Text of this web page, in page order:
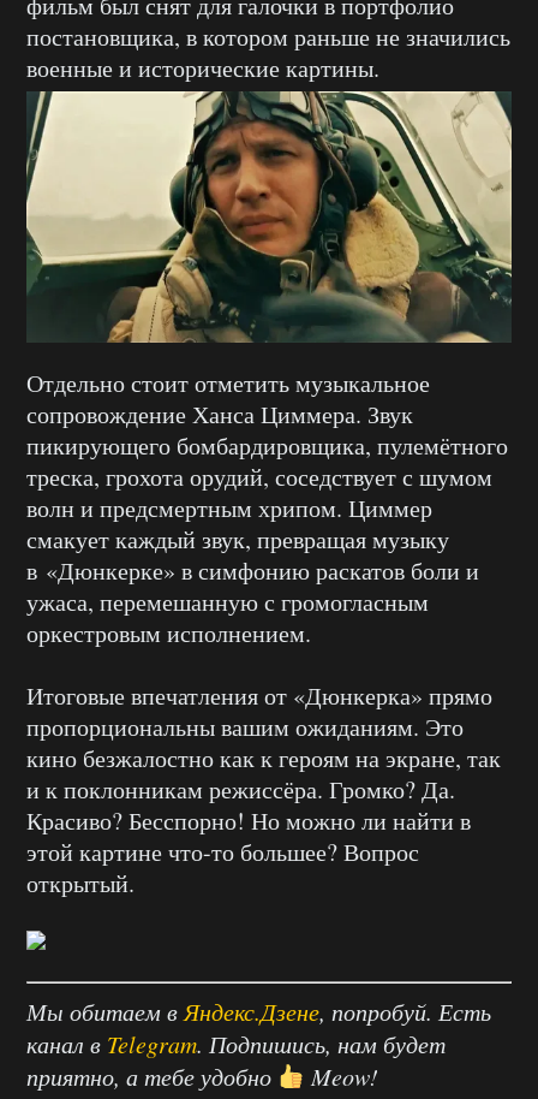
постановщика, в котором раньше не значились
военные и исторические картины.
Отдельно стоит отметить музыкальное
сопровождение Ханса Циммера. Звук
пикирующего бомбардировщика, пулемётного
треска, грохота орудий, соседствует с шумом
волн и предсмертным хрипом. Циммер
смакует каждый звук, превращая музыку
в «Дюнкерке» в симфонию раскатов боли и
ужаса, перемешанную с громогласным
оркестровым исполнением.
Итоговые впечатления от «Дюнкерка» прямо
пропорциональны вашим ожиданиям. Это
кино безжалостно как к героям на экране, так
и к поклонникам режиссёра. Громко? Да.
Красиво? Бесспорно! Но можно ли найти в
этой картине что-то большее? Вопрос
открытый.
Мы обитаем в Яндекс.Дзене, попробуй. Есть
канал в Telegram. Подпишись, нам будет
приятно, а тебе удобно
Meow!